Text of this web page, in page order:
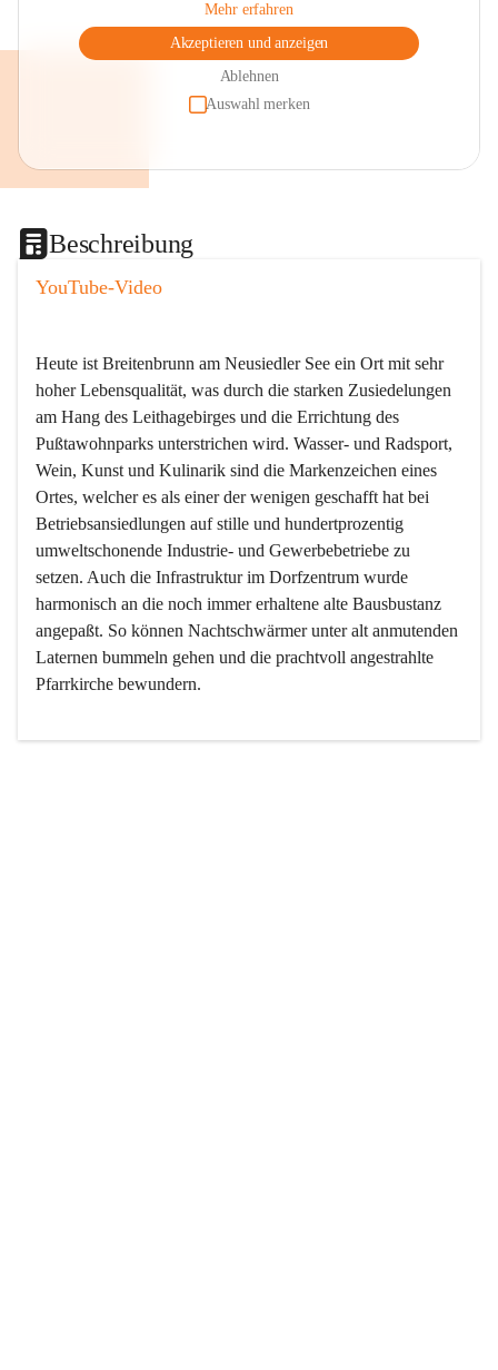
Mehr erfahren
Akzeptieren und anzeigen
Ablehnen
Auswahl merken
Beschreibung
YouTube-Video
Heute ist Breitenbrunn am Neusiedler See ein Ort mit sehr
hoher Lebensqualität, was durch die starken Zusiedelungen
am Hang des Leithagebirges und die Errichtung des
Pußtawohnparks unterstrichen wird. Wasser- und Radsport,
Wein, Kunst und Kulinarik sind die Markenzeichen eines
Ortes, welcher es als einer der wenigen geschafft hat bei
Betriebsansiedlungen auf stille und hundertprozentig
umweltschonende Industrie- und Gewerbebetriebe zu
setzen. Auch die Infrastruktur im Dorfzentrum wurde
harmonisch an die noch immer erhaltene alte Bausbustanz
angepaßt. So können Nachtschwärmer unter alt anmutenden
Laternen bummeln gehen und die prachtvoll angestrahlte
Pfarrkirche bewundern.
Der Weinbau dominert heute nicht mehr, ist aber integrativer